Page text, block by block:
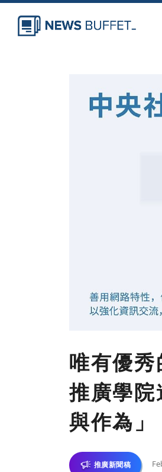
唯有優
推廣學
與作為」
推廣新聞稿